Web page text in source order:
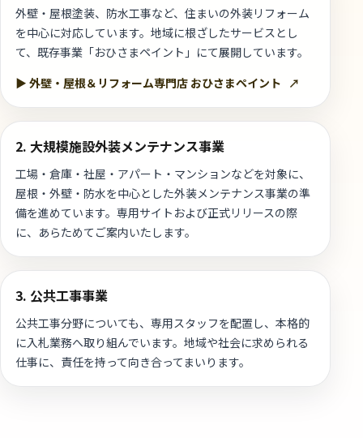
外壁・屋根塗装、防水工事など、住まいの外装リフォーム
を中心に対応しています。地域に根ざしたサービスとし
て、既存事業「おひさまペイント」にて展開しています。
▶ 外壁・屋根＆リフォーム専門店 おひさまペイント ↗
2. 大規模施設外装メンテナンス事業
工場・倉庫・社屋・アパート・マンションなどを対象に、
屋根・外壁・防水を中心とした外装メンテナンス事業の準
備を進めています。専用サイトおよび正式リリースの際
に、あらためてご案内いたします。
3. 公共工事事業
公共工事分野についても、専用スタッフを配置し、本格的
に入札業務へ取り組んでいます。地域や社会に求められる
仕事に、責任を持って向き合ってまいります。